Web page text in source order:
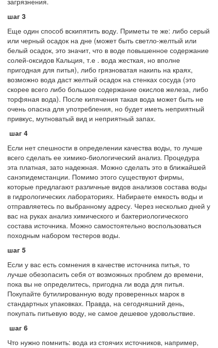
шаг 3
Еще один способ вскипятить воду. Приметы те же: либо серый
или черный осадок на дне (может быть светло-желтый или
белый осадок, это значит, что в воде повышенное содержание
солей-оксидов Кальция, т.е . вода жесткая, но вполне
пригодная для питья), либо грязноватая накипь на краях,
возможно вода даст желтый осадок на стенках сосуда (это
скорее всего либо большое содержание окислов железа, либо
торфяная вода). После кипячения такая вода может быть не
очень опасна для употребления, но будет иметь неприятный
привкус, мутноватый вид и неприятный запах.
шаг 4
Если нет спешности в определении качества воды, то лучше
всего сделать ее химико-биологический анализ. Процедура
эта платная, зато надежная. Можно сделать это в ближайшей
санэпидемстанции. Помимо этого существуют фирмы,
которые предлагают различные видов анализов состава воды
в гидрологических лабораториях. Набираете емкость воды и
отправляетесь по выбранному адресу. Через несколько дней у
вас на руках анализ химического и бактериологического
состава источника. Можно самостоятельно воспользоваться
походным набором тестеров воды.
шаг 5
Если у вас есть сомнения в качестве источника питья, то
лучше обезопасить себя от возможных проблем до времени,
пока вы не определитесь, пригодна ли вода для питья.
Покупайте бутилированную воду проверенных марок в
стандартных упаковках. Правда, на сегодняшний день,
покупать питьевую воду, не самое дешевое удовольствие.
шаг 6
Что нужно помнить: вода из стоячих источников, например,